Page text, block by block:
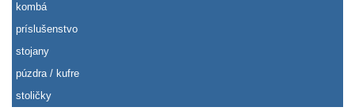
kombá
príslušenstvo
stojany
púzdra / kufre
stoličky